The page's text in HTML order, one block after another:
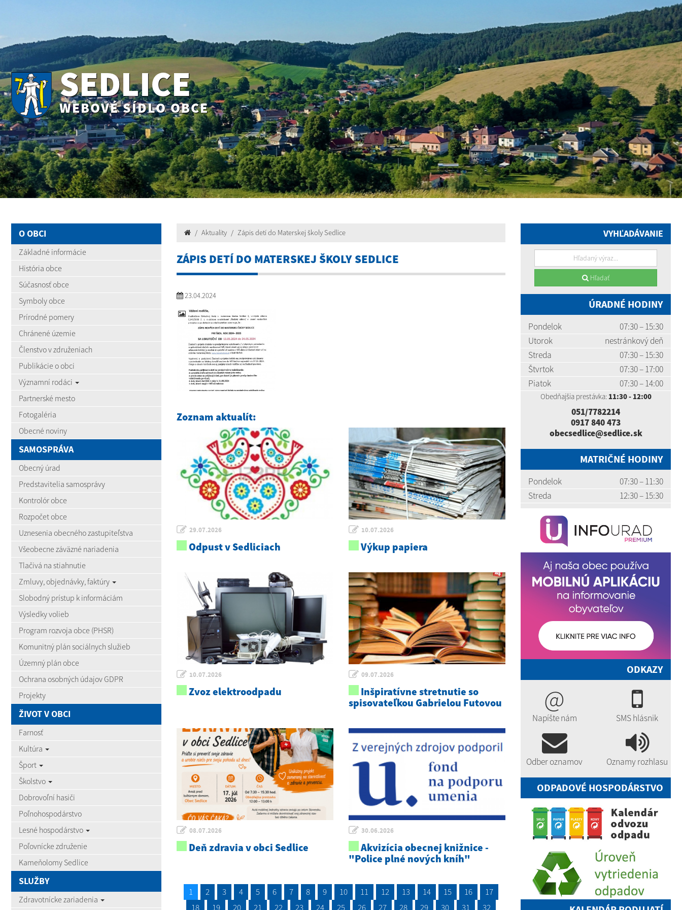
SEDLICE
WEBOVÉ SÍDLO OBCE
O OBCI
Základné informácie
História obce
Súčasnosť obce
Symboly obce
Prírodné pomery
Chránené územie
Členstvo v združeniach
Publikácie o obci
Významní rodáci
Partnerské mesto
Fotogaléria
Obecné noviny
SAMOSPRÁVA
Obecný úrad
Predstavitelia samosprávy
Kontrolór obce
Rozpočet obce
Uznesenia obecného zastupiteľstva
Všeobecne záväzné nariadenia
Tlačivá na stiahnutie
Zmluvy, objednávky, faktúry
Slobodný prístup k informáciám
Výsledky volieb
Program rozvoja obce (PHSR)
Komunitný plán sociálnych služieb
Územný plán obce
Ochrana osobných údajov GDPR
Projekty
ŽIVOT V OBCI
Farnosť
Kultúra
Šport
Školstvo
Dobrovoľní hasiči
Poľnohospodárstvo
Lesné hospodárstvo
Poľovnícke združenie
Kameňolomy Sedlice
SLUŽBY
Zdravotnícke zariadenia
Aktuality Zápis detí do Materskej školy Sedlice
ZÁPIS DETÍ DO MATERSKEJ ŠKOLY SEDLICE
23.04.2024
Zoznam aktualít:
29.07.2026
Odpust v Sedliciach
10.07.2026
Výkup papiera
10.07.2026
Zvoz elektroodpadu
09.07.2026
Inšpiratívne stretnutie so
spisovateľkou Gabrielou Futovou
08.07.2026
Deň zdravia v obci Sedlice
30.06.2026
Akvizícia obecnej knižnice -
"Police plné nových kníh"
1 2 3 4 5 6 7 8 9 10 11 12 13 14 15 16
17
18
19 20 21 22 23 24 25 26 27 28 29 30 31
32
VYHĽADÁVANIE
Hľadať
ÚRADNÉ HODINY
Pondelok
07:30 – 15:30
Utorok
nestránkový deň
Streda
07:30 – 15:30
Štvrtok
07:30 – 17:00
Piatok
07:30 – 14:00
Obedňajšia prestávka: 11:30 - 12:00
051/7782214
0917 840 473
obecsedlice@sedlice.sk
MATRIČNÉ HODINY
Pondelok
07:30 – 11:30
Streda
12:30 – 15:30
ODKAZY
@
Napíšte nám SMS hlásnik
Odber oznamov Oznamy rozhlasu
ODPADOVÉ HOSPODÁRSTVO